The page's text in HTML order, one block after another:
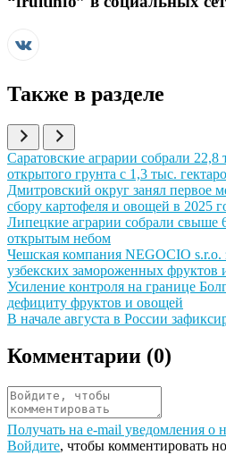
Также в разделе
Иллюстрация новости
Саратовские аграрии собрали
открытого грунта с 1,3 тыс.
Иллюстрация новости
Дмитровский округ занял первое
сбору картофеля и овощей в 2025
Иллюстрация новости
Липецкие аграрии собрали свыше
открытым небом
Иллюстрация новости
Чешская компания NEGOCIO s.r.o.
узбекских замороженных фруктов
Иллюстрация новости
Усиление контроля на границе
дефициту фруктов и овощей
Иллюстрация новости
В начале августа в России
Комментарии (0)
Получать на e‑mail уведомления о
Войдите, чтобы комментировать